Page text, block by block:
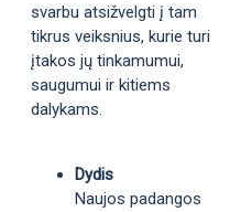
svarbu atsižvelgti į tam
tikrus veiksnius, kurie turi
įtakos jų tinkamumui,
saugumui ir kitiems
dalykams.
Dydis
Naujos padangos